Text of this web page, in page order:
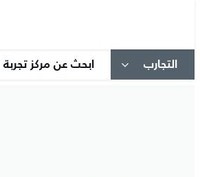
التجارب ابحث عن مركز تجربة